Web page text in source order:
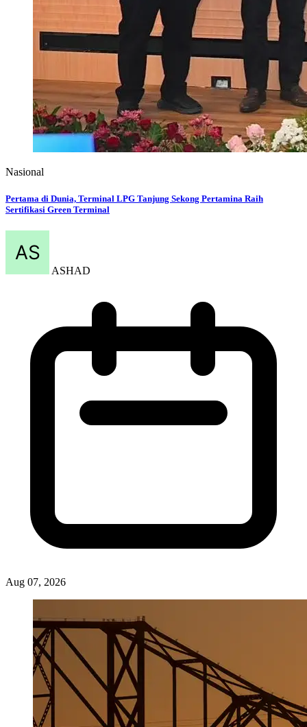
Nasional
Pertama di Dunia, Terminal LPG Tanjung Sekong Pertamina Raih
Sertifikasi Green Terminal
ASHAD
Aug 07, 2026